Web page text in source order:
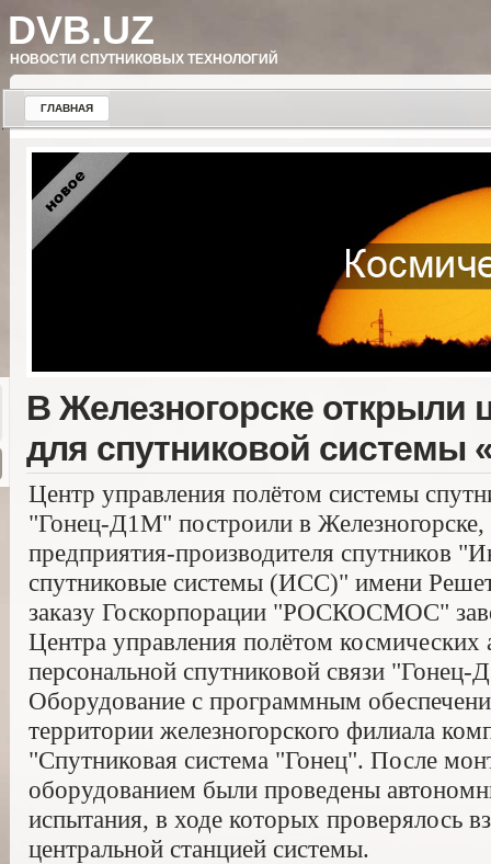
DVB.UZ
НОВОСТИ СПУТНИКОВЫХ ТЕХНОЛОГИЙ
ГЛАВНАЯ
В Железногорске открыли
для спутниковой системы
Центр управления полётом системы
"Гонец-Д1М" построили в Железногорске,
предприятия-производителя спутников
спутниковые системы (ИСС)" имени
заказу Госкорпорации "РОСКОСМОС"
Центра управления полётом космических
персональной спутниковой связи
Оборудование с программным
территории железногорского филиала
"Спутниковая система "Гонец". После
оборудованием были проведены
испытания, в ходе которых проверялось
центральной станцией системы.